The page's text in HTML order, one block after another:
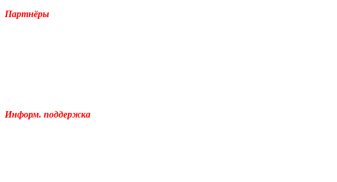
Партнёры
Информ. поддержка